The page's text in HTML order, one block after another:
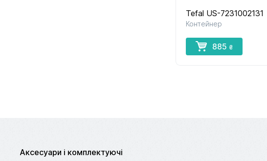
Tefal US-7231002131
Контейнер
885 ₴
Аксесуари і комплектуючі